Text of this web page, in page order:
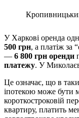
У Харкові оренда
500 грн, а платіж
— 6 800 грн оренди
платежу. У
Це означає, що в
іпотекою може
короткостроковій
квартиру, платить